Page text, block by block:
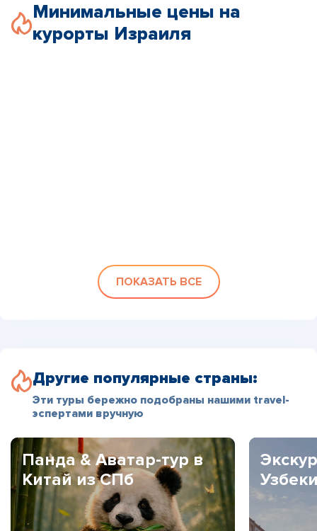
Минимальные цены на
курорты Израиля
ПОКАЗАТЬ ВСЕ
Другие популярные страны:
Эти туры бережно подобраны нашими travel-
эспертами вручную
Панда & Аватар-тур в
Китай из СПб